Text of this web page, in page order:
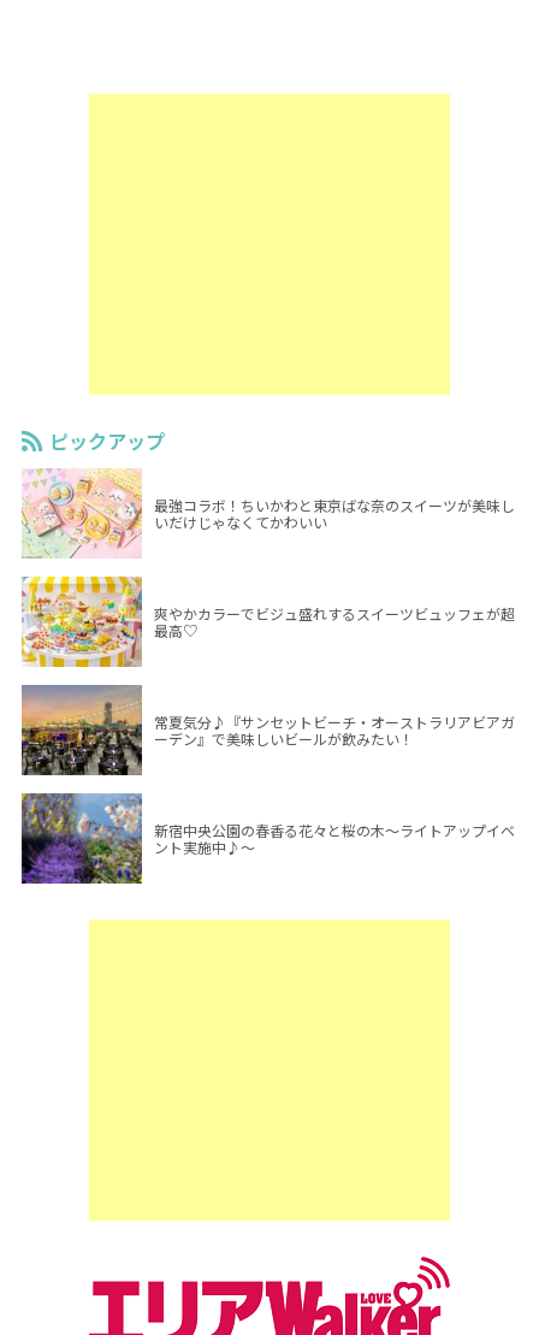
ピックアップ
最強コラボ！ちいかわと東京ばな奈のスイーツが美味し
いだけじゃなくてかわいい
爽やかカラーでビジュ盛れするスイーツビュッフェが超
最高♡
常夏気分♪『サンセットビーチ・オーストラリアビアガ
ーデン』で美味しいビールが飲みたい！
新宿中央公園の春香る花々と桜の木～ライトアップイベ
ント実施中♪～